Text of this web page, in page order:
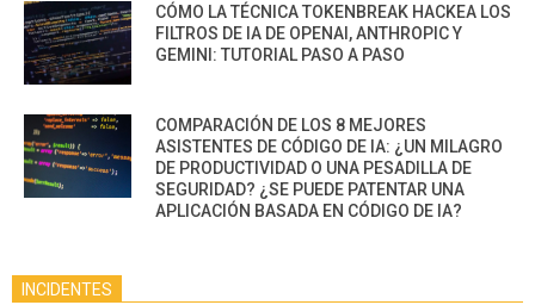
CÓMO LA TÉCNICA TOKENBREAK HACKEA LOS
FILTROS DE IA DE OPENAI, ANTHROPIC Y
GEMINI: TUTORIAL PASO A PASO
COMPARACIÓN DE LOS 8 MEJORES
ASISTENTES DE CÓDIGO DE IA: ¿UN MILAGRO
DE PRODUCTIVIDAD O UNA PESADILLA DE
SEGURIDAD? ¿SE PUEDE PATENTAR UNA
APLICACIÓN BASADA EN CÓDIGO DE IA?
INCIDENTES